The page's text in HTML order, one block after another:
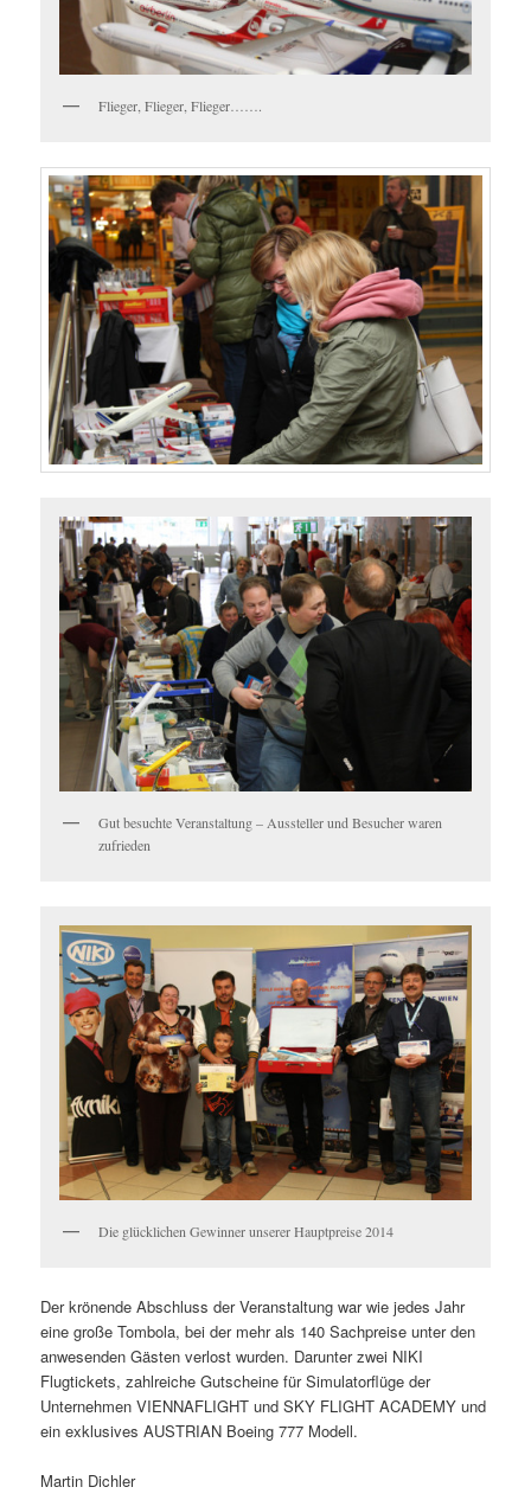
Flieger, Flieger, Flieger…….
Gut besuchte Veranstaltung – Aussteller und Besucher waren
zufrieden
Die glücklichen Gewinner unserer Hauptpreise 2014
Der krönende Abschluss der Veranstaltung war wie jedes Jahr
eine große Tombola, bei der mehr als 140 Sachpreise unter den
anwesenden Gästen verlost wurden. Darunter zwei NIKI
Flugtickets, zahlreiche Gutscheine für Simulatorflüge der
Unternehmen VIENNAFLIGHT und SKY FLIGHT ACADEMY und
ein exklusives AUSTRIAN Boeing 777 Modell.
Martin Dichler